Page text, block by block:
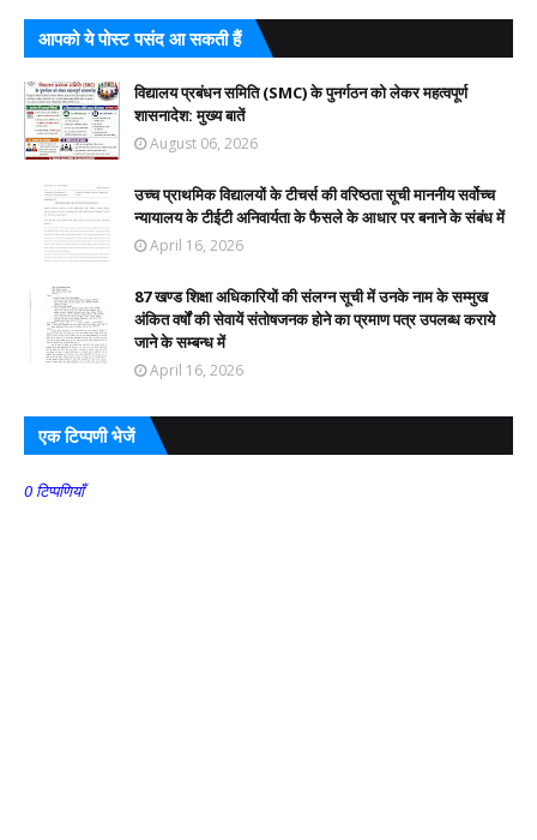
आपको ये पोस्ट पसंद आ सकती हैं
विद्यालय प्रबंधन समिति (SMC) के पुनर्गठन को लेकर महत्वपूर्ण
शासनादेश: मुख्य बातें
August 06, 2026
उच्च प्राथमिक विद्यालयों के टीचर्स की वरिष्ठता सूची माननीय सर्वोच्च
न्यायालय के टीईटी अनिवार्यता के फैसले के आधार पर बनाने के संबंध में
April 16, 2026
87 खण्ड शिक्षा अधिकारियों की संलग्न सूची में उनके नाम के सम्मुख
अंकित वर्षों की सेवायें संतोषजनक होने का प्रमाण पत्र उपलब्ध कराये
जाने के सम्बन्ध में
April 16, 2026
एक टिप्पणी भेजें
0 टिप्पणियाँ